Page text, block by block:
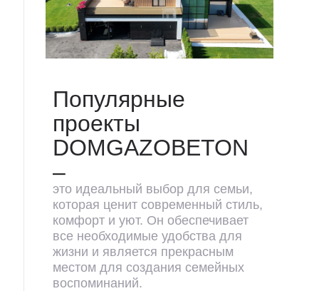
это идеальный выбор для семьи,
которая ценит современный стиль,
комфорт и уют. Он обеспечивает
все необходимые удобства для
жизни и является прекрасным
местом для создания семейных
воспоминаний.
Популярные
проекты
DOMGAZOBETON
–